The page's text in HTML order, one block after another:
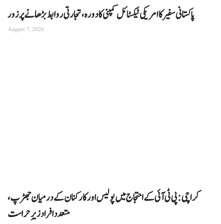
پاکستانی سفیر کا امریکی ٹیکسٹائل کمپنی کا دورہ، تجارتی روابط بڑھانے پر زور
August 7, 2026
کراچی: پی ٹی آئی کے احتجاج میں پولیس اور کارکنان کے درمیان جھڑپ،
متعدد افراد زیرِ حراست